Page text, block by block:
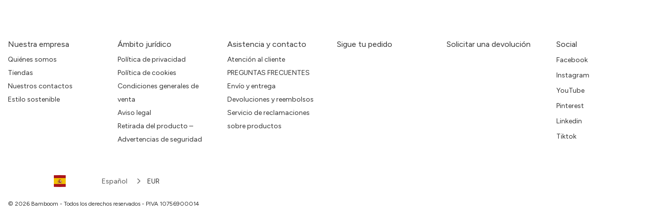
Nuestra empresa
Quiénes somos
Tiendas
Nuestros contactos
Estilo sostenible
Ámbito jurídico
Política de privacidad
Política de cookies
Condiciones generales de
venta
Aviso legal
Retirada del producto –
Advertencias de seguridad
Asistencia y contacto
Atención al cliente
PREGUNTAS FRECUENTES
Envío y entrega
Devoluciones y reembolsos
Servicio de reclamaciones
sobre productos
Sigue tu pedido Solicitar una devolución Social
Facebook
Instagram
YouTube
Pinterest
Linkedin
Tiktok
Español EUR
© 2026 Bamboom - Todos los derechos reservados - PIVA 10756900014